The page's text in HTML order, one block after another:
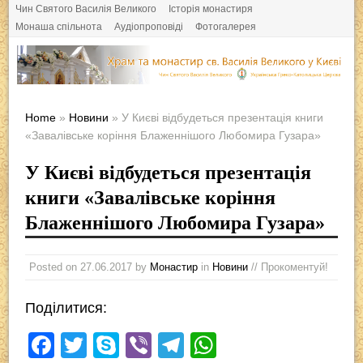
Чин Святого Василія Великого
Історія монастиря
Монаша спільнота
Аудіопроповіді Фотогалерея
Home » Новини » У Києві відбудеться презентація книги
«Завалівське коріння Блаженнішого Любомира Гузара»
У Києві відбудеться презентація
книги «Завалівське коріння
Блаженнішого Любомира Гузара»
Posted on 27.06.2017 by Монастир in Новини // Прокоментуй!
Поділитися:
F
T
S
Vi
T